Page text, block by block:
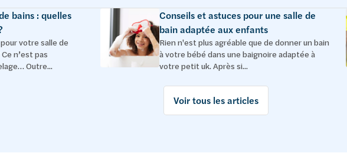
bains : quelles
votre salle de
n’est pas
Outre...
Conseils et astuces pour une salle de
bain adaptée aux enfants
Rien n'est plus agréable que de donner un bain
à votre bébé dans une baignoire adaptée à
votre petit uk. Après si...
Voir tous les articles